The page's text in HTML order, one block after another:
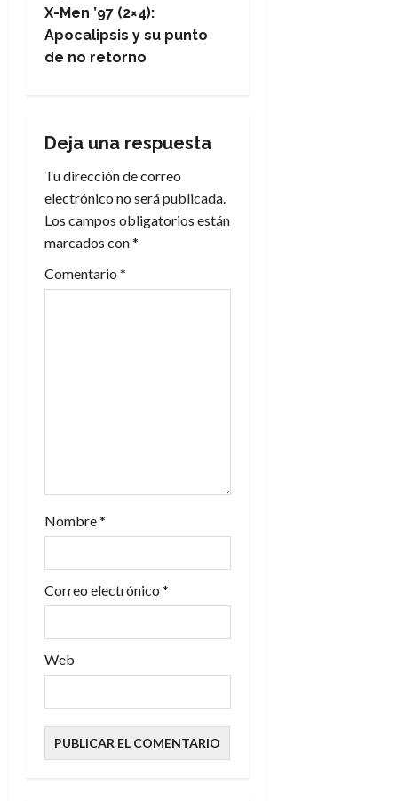
e
g
c
i
ó
n
d
a
d
a
s
X-Men ’97 (2×4):
Apocalipsis y su punto
de no retorno
Deja una respuesta
Tu dirección de correo
electrónico no será publicada.
Los campos obligatorios están
marcados con*
Comentario *
Nombre*
Correo electrónico *
Web